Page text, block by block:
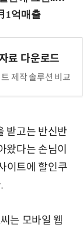
료 다운로드
제작 솔루션 비교
받고는 반신반
왔다는 손님이
이트에 할인쿠
는 모바일 웹